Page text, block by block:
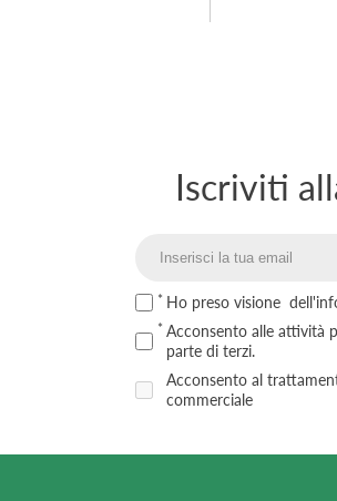
Iscriviti
Ho preso visione
Acconsento alle attività
parte di terzi.
Acconsento al
commerciale